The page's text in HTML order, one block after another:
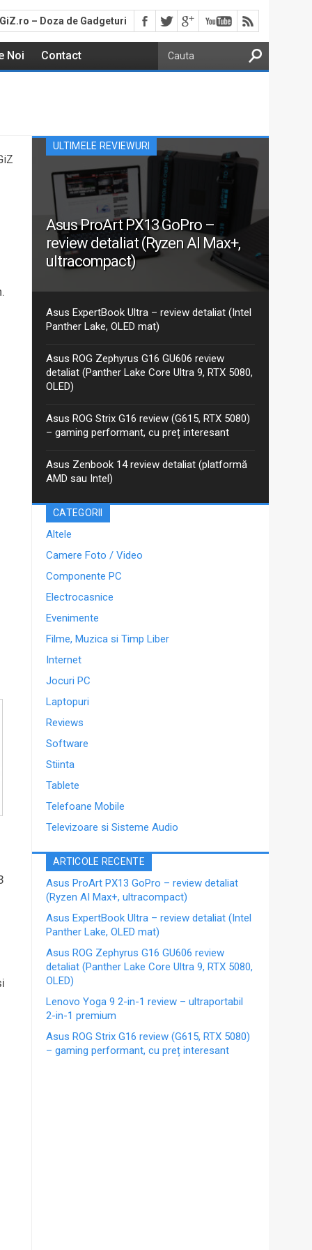
GiZ.ro – Doza de Gadgeturi
Noi Contact
ULTIMELE REVIEWURI
Asus ProArt PX13 GoPro –
review detaliat (Ryzen AI Max+,
ultracompact)
Aceasta este recenzia mea detaliată pentru varianta
actualizată 2026 GoPro Edition din seria Asus ProArt
PX13. Am discutat despre ProArt PX13 într-un articol
anterior, iar între timp Asus a...
Asus ExpertBook Ultra – review detaliat (Intel
Panther Lake, OLED mat)
Asus ROG Zephyrus G16 GU606 review
detaliat (Panther Lake Core Ultra 9, RTX 5080,
OLED)
Asus ROG Strix G16 review (G615, RTX 5080)
– gaming performant, cu preț interesant
Asus Zenbook 14 review detaliat (platformă
AMD sau Intel)
CATEGORII
Altele
Camere Foto / Video
Componente PC
Electrocasnice
Evenimente
Filme, Muzica si Timp Liber
Internet
Jocuri PC
Laptopuri
Reviews
Software
Stiinta
Tablete
Telefoane Mobile
Televizoare si Sisteme Audio
ARTICOLE RECENTE
Asus ProArt PX13 GoPro – review detaliat
(Ryzen AI Max+, ultracompact)
Asus ExpertBook Ultra – review detaliat (Intel
Panther Lake, OLED mat)
Asus ROG Zephyrus G16 GU606 review
detaliat (Panther Lake Core Ultra 9, RTX 5080,
OLED)
Lenovo Yoga 9 2-in-1 review – ultraportabil
2-in-1 premium
Asus ROG Strix G16 review (G615, RTX 5080)
– gaming performant, cu preț interesant